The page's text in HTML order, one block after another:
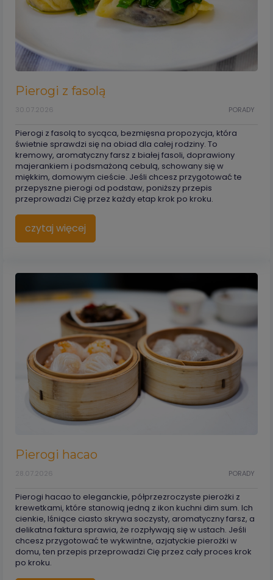
Pierogi z fasolą
PORADY
30.07.2026
Pierogi z fasolą to sycąca, bezmięsna propozycja, która
świetnie sprawdzi się na obiad dla całej rodziny. To
kremowy, aromatyczny farsz z białej fasoli, doprawiony
majerankiem i podsmażoną cebulą, schowany się w
miękkim, domowym cieście. Jeśli chcesz przygotować te
przepyszne pierogi od podstaw, poniższy przepis
przeprowadzi Cię przez każdy etap krok po kroku.
czytaj więcej
Pierogi hacao
PORADY
28.07.2026
Pierogi hacao to eleganckie, półprzezroczyste pierożki z
krewetkami, które stanowią jedną z ikon kuchni dim sum. Ich
cienkie, lśniące ciasto skrywa soczysty, aromatyczny farsz, a
delikatna faktura sprawia, że rozpływają się w ustach. Jeśli
chcesz przygotować te wykwintne, azjatyckie pierożki w
domu, ten przepis przeprowadzi Cię przez cały proces krok
po kroku.